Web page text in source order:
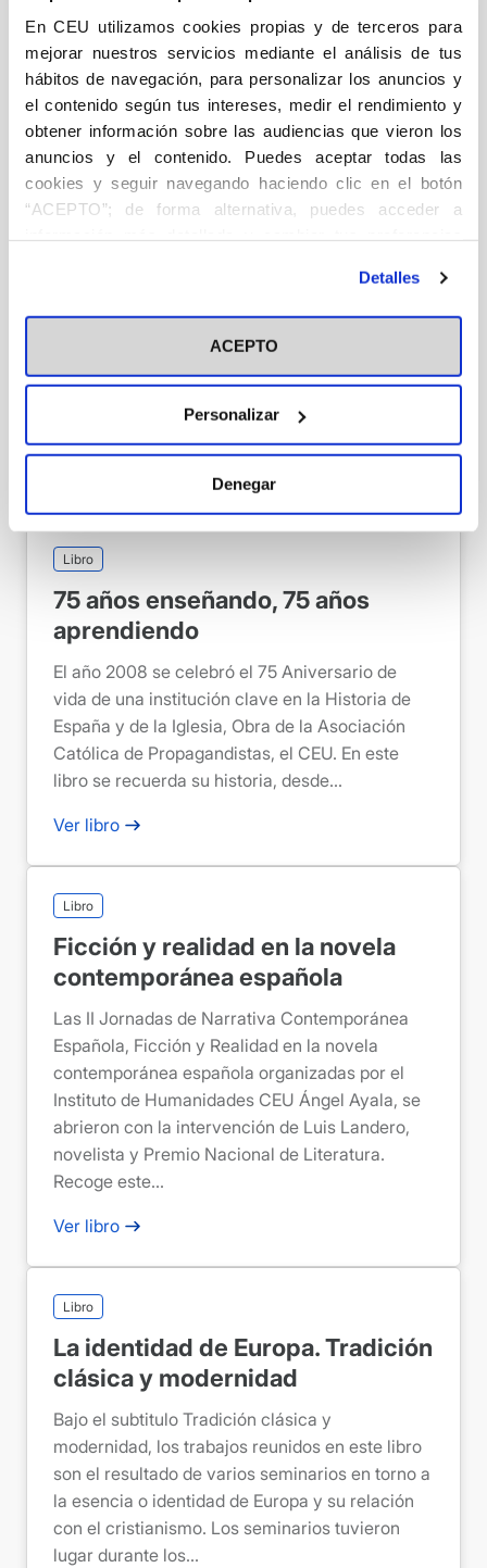
En CEU utilizamos cookies propias y de terceros para
mejorar nuestros servicios mediante el análisis de tus
hábitos de navegación, para personalizar los anuncios y
el contenido según tus intereses, medir el rendimiento y
obtener información sobre las audiencias que vieron los
anuncios y el contenido. Puedes aceptar todas las
cookies y seguir navegando haciendo clic en el botón
“ACEPTO”; de forma alternativa, puedes acceder a
en el botón "Personalizar". Para más información puedes
visitar nuestra Política de Cookies
Detalles
ACEPTO
Personalizar
Denegar
Instituto de Humanidades Ángel Ayala- CEU de
Madrid a proponer la celebración de las
Jornadas anuales...
Ver libro
Libro
Trabajando con Jesús. Oraciones
un instrumento de oración fácil, rápido y
accesible, a fin de que toda nuestra vida laboral
se impregne del espíritu cristiano. Con estas
oraciones queremos pedir al Señor que nos
Libro
75 años enseñando, 75 años
aprendiendo
El año 2008 se celebró el 75 Aniversario de
vida de una institución clave en la Historia de
España y de la Iglesia, Obra de la Asociación
Católica de Propagandistas, el CEU. En este
libro se recuerda su historia, desde...
Ver libro
Libro
Ficción y realidad en la novela
contemporánea española
Las II Jornadas de Narrativa Contemporánea
Española, Ficción y Realidad en la novela
contemporánea española organizadas por el
Instituto de Humanidades CEU Ángel Ayala, se
abrieron con la intervención de Luis Landero,
novelista y Premio Nacional de Literatura.
Recoge este...
Ver libro
Libro
La identidad de Europa. Tradición
clásica y modernidad
Bajo el subtitulo Tradición clásica y
modernidad, los trabajos reunidos en este libro
son el resultado de varios seminarios en torno a
la esencia o identidad de Europa y su relación
con el cristianismo. Los seminarios tuvieron
lugar durante los...